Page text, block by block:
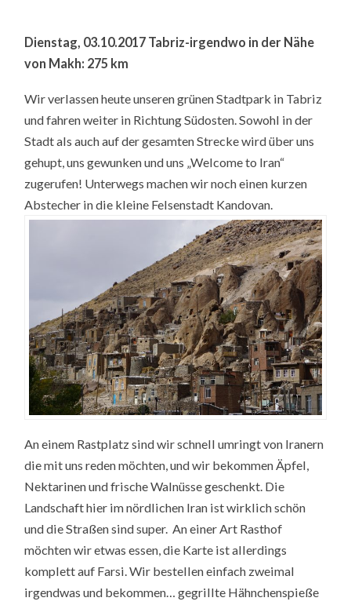
Dienstag, 03.10.2017 Tabriz-irgendwo in der Nähe
von Makh: 275 km
Wir verlassen heute unseren grünen Stadtpark in Tabriz
und fahren weiter in Richtung Südosten. Sowohl in der
Stadt als auch auf der gesamten Strecke wird über uns
gehupt, uns gewunken und uns „Welcome to Iran“
zugerufen! Unterwegs machen wir noch einen kurzen
Abstecher in die kleine Felsenstadt Kandovan.
An einem Rastplatz sind wir schnell umringt von Iranern
die mit uns reden möchten, und wir bekommen Äpfel,
Nektarinen und frische Walnüsse geschenkt. Die
Landschaft hier im nördlichen Iran ist wirklich schön
und die Straßen sind super. An einer Art Rasthof
möchten wir etwas essen, die Karte ist allerdings
komplett auf Farsi. Wir bestellen einfach zweimal
irgendwas und bekommen… gegrillte Hähnchenspieße